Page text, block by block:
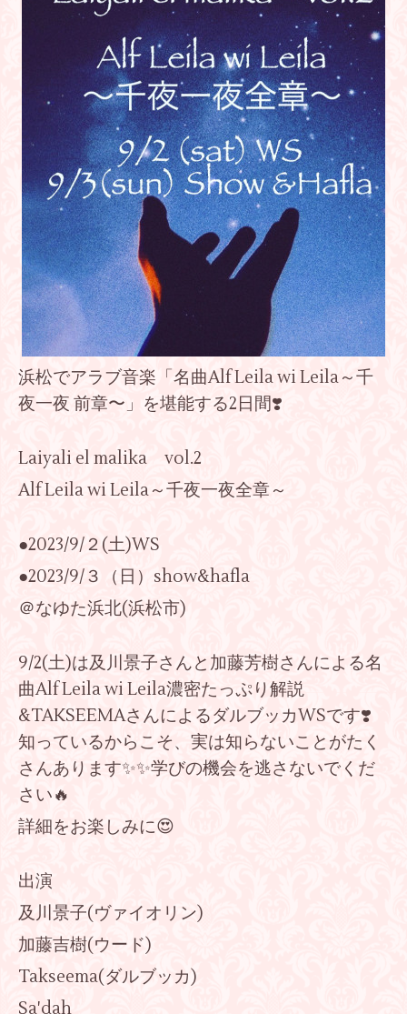
浜松でアラブ音楽「名曲Alf Leila wi Leila～千
夜一夜 前章〜」を堪能する2日間❣️
Laiyali el malika vol.2
Alf Leila wi Leila～千夜一夜全章～
●2023/9/２(土)WS
●2023/9/３（日）show&hafla
＠なゆた浜北(浜松市)
9/2(土)は及川景子さんと加藤芳樹さんによる名
曲Alf Leila wi Leila濃密たっぷり解説
&TAKSEEMAさんによるダルブッカWSです❣️
知っているからこそ、実は知らないことがたく
さんあります✨✨学びの機会を逃さないでくだ
さい🔥
詳細をお楽しみに😍
出演
及川景子(ヴァイオリン)
加藤吉樹(ウード)
Takseema(ダルブッカ)
Sa'dah